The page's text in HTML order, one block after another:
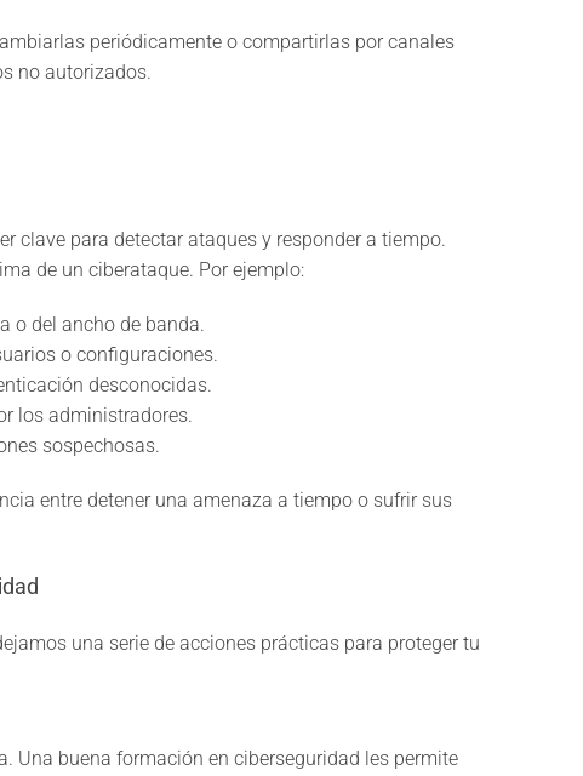
periódicamente o compartirlas por canales
no autorizados.
clave para detectar ataques y responder a tiempo.
de un ciberataque. Por ejemplo:
o del ancho de banda.
o configuraciones.
desconocidas.
los administradores.
sospechosas.
entre detener una amenaza a tiempo o sufrir sus
una serie de acciones prácticas para proteger tu
Una buena formación en ciberseguridad les permite